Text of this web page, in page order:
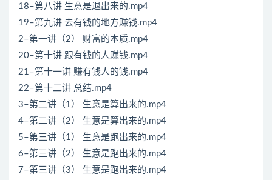
18–第八讲 生意是退出来的.mp4
19–第九讲 去有钱的地方赚钱.mp4
2–第一讲（2） 财富的本质.mp4
20–第十讲 跟有钱的人赚钱.mp4
21–第十一讲 赚有钱人的钱.mp4
22–第十二讲 总结.mp4
3–第二讲（1） 生意是算出来的.mp4
4–第二讲（2） 生意是算出来的.mp4
5–第三讲（1） 生意是跑出来的.mp4
6–第三讲（2） 生意是跑出来的.mp4
7–第三讲（3） 生意是跑出来的.mp4